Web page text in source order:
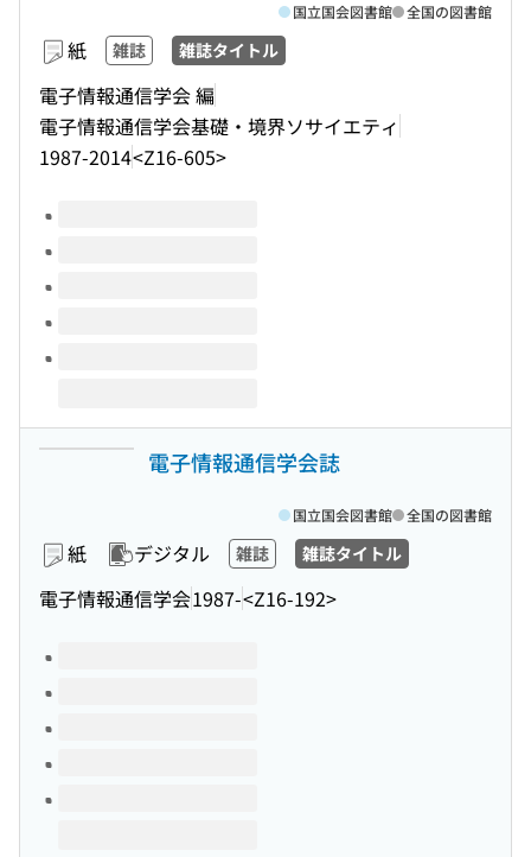
紙 雑誌 雑誌タイトル
電子情報通信学会 編
電子情報通信学会基礎・境界ソサイエティ
1987-2014<Z16-605>
国立国会図書館 全国の図書館
このタイトルの巻号
電子情報通信学会誌
紙 デジタル 雑誌 雑誌タイトル
電子情報通信学会1987-<Z16-192>
国立国会図書館 全国の図書館
このタイトルの巻号